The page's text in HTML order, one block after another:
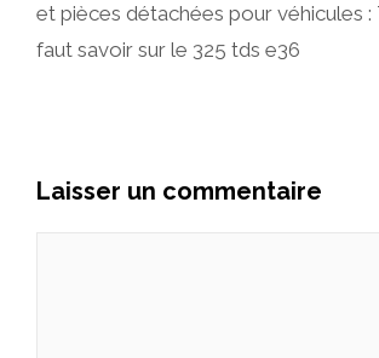
et pièces détachées pour véhicules :
faut savoir sur le 325 tds e36
Laisser un commentaire